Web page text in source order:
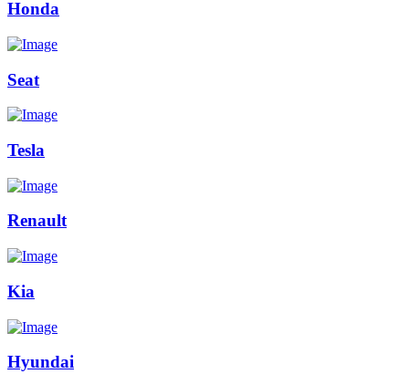
Honda
Seat
Tesla
Renault
Kia
Hyundai